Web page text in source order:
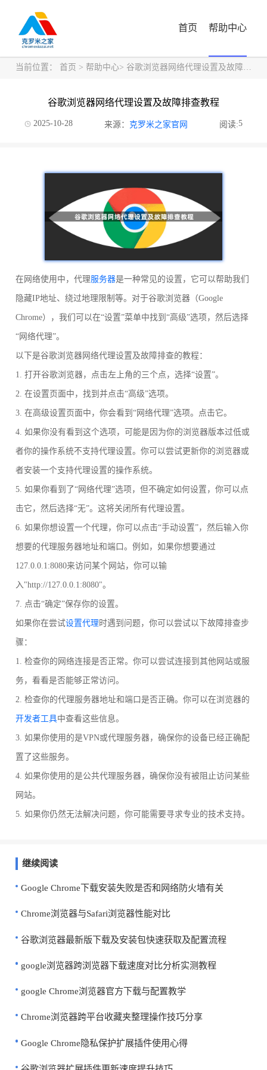
首页 帮助中心
当前位置： 首页 > 帮助中心> 谷歌浏览器网络代理设置及故障排查教程
谷歌浏览器网络代理设置及故障排查教程
2025-10-28 来源： 克罗米之家官网 阅读:5
在网络使用中，代理服务器是一种常见的设置，它可以帮助我们
隐藏IP地址、绕过地理限制等。对于谷歌浏览器（Google
Chrome），我们可以在“设置”菜单中找到“高级”选项，然后选择
“网络代理”。
以下是谷歌浏览器网络代理设置及故障排查的教程：
1. 打开谷歌浏览器，点击左上角的三个点，选择“设置”。
2. 在设置页面中，找到并点击“高级”选项。
3. 在高级设置页面中，你会看到“网络代理”选项。点击它。
4. 如果你没有看到这个选项，可能是因为你的浏览器版本过低或
者你的操作系统不支持代理设置。你可以尝试更新你的浏览器或
者安装一个支持代理设置的操作系统。
5. 如果你看到了“网络代理”选项，但不确定如何设置，你可以点
击它，然后选择“无”。这将关闭所有代理设置。
6. 如果你想设置一个代理，你可以点击“手动设置”，然后输入你
想要的代理服务器地址和端口。例如，如果你想要通过
127.0.0.1:8080来访问某个网站，你可以输
入"http://127.0.0.1:8080"。
7. 点击“确定”保存你的设置。
如果你在尝试设置代理 时遇到问题，你可以尝试以下故障排查步
骤：
1. 检查你的网络连接是否正常。你可以尝试连接到其他网站或服
务，看看是否能够正常访问。
2. 检查你的代理服务器地址和端口是否正确。你可以在浏览器的
开发者工具中查看这些信息。
3. 如果你使用的是VPN或代理服务器，确保你的设备已经正确配
置了这些服务。
4. 如果你使用的是公共代理服务器，确保你没有被阻止访问某些
网站。
5. 如果你仍然无法解决问题，你可能需要寻求专业的技术支持。
继续阅读
Google Chrome下载安装失败是否和网络防火墙有关
Chrome浏览器与Safari浏览器性能对比
谷歌浏览器最新版下载及安装包快速获取及配置流程
google浏览器跨浏览器下载速度对比分析实测教程
google Chrome浏览器官方下载与配置教学
Chrome浏览器跨平台收藏夹整理操作技巧分享
Google Chrome隐私保护扩展插件使用心得